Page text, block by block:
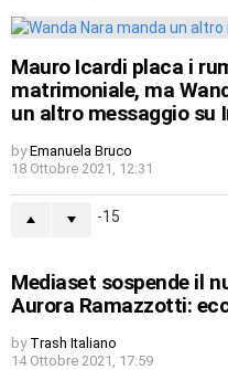
Mauro Icardi placa i
matrimoniale, ma
un altro messaggio su
by Emanuela Bruco
18 Ottobre 2021, 12:31
-15
Mediaset sospende il
Aurora Ramazzotti:
by Trash Italiano
14 Ottobre 2021, 17:59